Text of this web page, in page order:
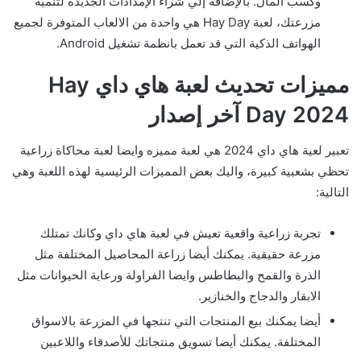
مزرعتك، لعبة Hay Day هي واحدة من الالعاب المتوفرة لجميع
الهواتف الذكية التي قد تعمل بانظمة تشغيل Android.
مميزات تحديث لعبة هاي داي Hay
Day 2024 آخر إصدار
تعبير لعية هاي داي 2024 هي لعبة مميزه وايضا لعبة محاكاة زراعية
تحظي بشعبية كبيرة، واليك بعض المميزات الرئيسية لهذه اللعبة وهي
التالية:
تجربة زراعية واقعية تعيش في لعبة هاي داي وكانك تمتلك
مزرعة حقيقية. يمكنك أيضا زراعة المحاصيل المختلفة مثل
الذرة والقمح والبطاطس وايضا الفراولة ورعاية الحيوانات مثل
الابقار والدجاج والخنازير.
أيضا يمكنك بيع المنتجات التي تنتجها في المزرعة بالاسواق
المختلفة. يمكنك أيضا تسويق منتجاتك للأصدقاء واللاعبين